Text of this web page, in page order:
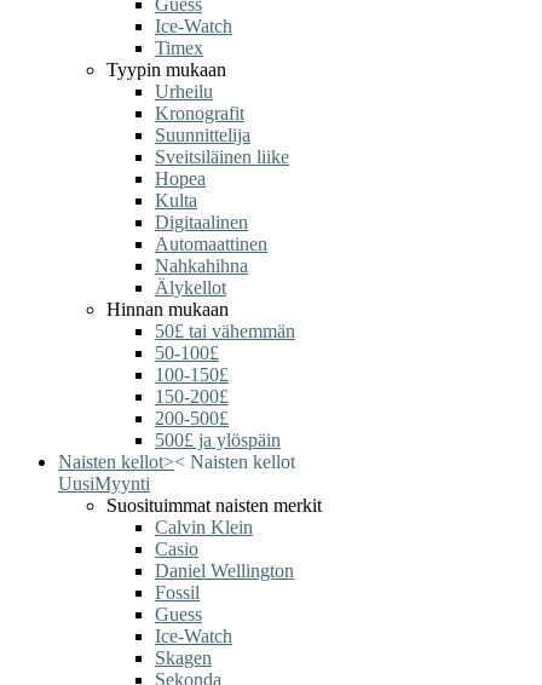
Guess
Ice-Watch
Timex
Tyypin mukaan
Urheilu
Kronografit
Suunnittelija
Sveitsiläinen liike
Hopea
Kulta
Digitaalinen
Automaattinen
Nahkahihna
Älykellot
Hinnan mukaan
50£ tai vähemmän
50-100£
100-150£
150-200£
200-500£
500£ ja ylöspäin
Naisten kellot>< Naisten kellot
UusiMyynti
Suosituimmat naisten merkit
Calvin Klein
Casio
Daniel Wellington
Fossil
Guess
Ice-Watch
Skagen
Sekonda